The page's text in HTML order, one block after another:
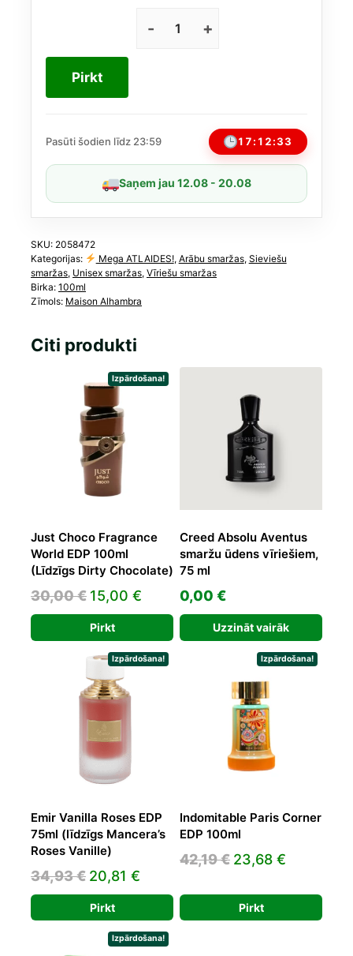
25,00 €.
22,86 €.
Maison
Bond
Pirkt
Pasūti šodien līdz 23:59 17:12:32
Saņem jau 12.08 - 20.08
SKU: 2058472
Kategorijas:
Mega ATLAIDES!, Arābu smaržas, Sieviešu
smaržas, Unisex smaržas, Vīriešu smaržas
Birka: 100ml
Zīmols: Maison Alhambra
Citi produkti
Izpārdošana!
Just Choco Fragrance
World EDP 100ml
(Līdzīgs Dirty Chocolate)
30,00€ Original
price
was:
30,00 €.
15,00 € Current
price
is:
15,00 €.
Pirkt
Creed Absolu Aventus
smaržu ūdens vīriešiem,
75 ml
0,00 €
Uzzināt vairāk
Izpārdošana!
Emir Vanilla Roses EDP
75ml (līdzīgs Mancera’s
Roses Vanille)
34,93€ Original
price
was:
34,93 €.
20,81 €
price
is:
20,81 €.
Pirkt
Izpārdošana!
Indomitable Paris Corner
EDP 100ml
42,19€ Original
was:
42,19 €.
23,68 €
23,68 €.
Pirkt
Izpārdošana!